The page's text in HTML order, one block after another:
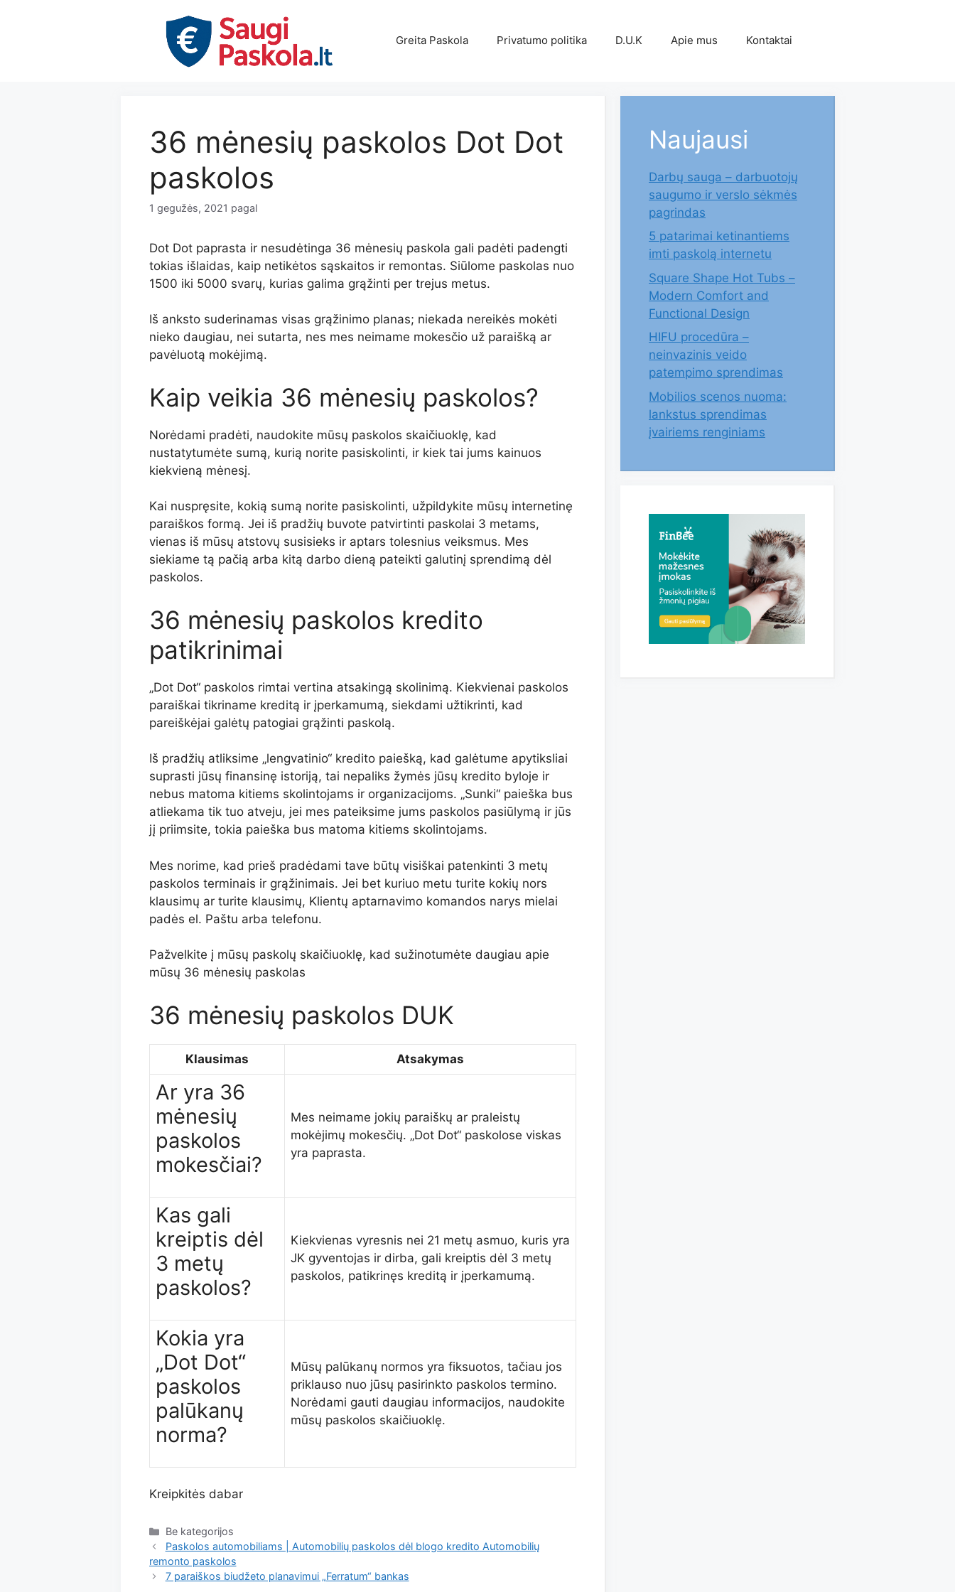
Greita Paskola Privatumo politika D.U.K Apie mus Kontaktai
36 mėnesių paskolos Dot Dot
paskolos
1 gegužės, 2021 pagal
Dot Dot paprasta ir nesudėtinga 36 mėnesių paskola gali padėti padengti
tokias išlaidas, kaip netikėtos sąskaitos ir remontas. Siūlome paskolas nuo
1500 iki 5000 svarų, kurias galima grąžinti per trejus metus.
Iš anksto suderinamas visas grąžinimo planas; niekada nereikės mokėti
nieko daugiau, nei sutarta, nes mes neimame mokesčio už paraišką ar
pavėluotą mokėjimą.
Kaip veikia 36 mėnesių paskolos?
Norėdami pradėti, naudokite mūsų paskolos skaičiuoklę, kad
nustatytumėte sumą, kurią norite pasiskolinti, ir kiek tai jums kainuos
kiekvieną mėnesį.
Kai nuspręsite, kokią sumą norite pasiskolinti, užpildykite mūsų internetinę
paraiškos formą. Jei iš pradžių buvote patvirtinti paskolai 3 metams,
vienas iš mūsų atstovų susisieks ir aptars tolesnius veiksmus. Mes
siekiame tą pačią arba kitą darbo dieną pateikti galutinį sprendimą dėl
paskolos.
36 mėnesių paskolos kredito
patikrinimai
„Dot Dot“ paskolos rimtai vertina atsakingą skolinimą. Kiekvienai paskolos
paraiškai tikriname kreditą ir įperkamumą, siekdami užtikrinti, kad
pareiškėjai galėtų patogiai grąžinti paskolą.
Iš pradžių atliksime „lengvatinio“ kredito paiešką, kad galėtume apytiksliai
suprasti jūsų finansinę istoriją, tai nepaliks žymės jūsų kredito byloje ir
nebus matoma kitiems skolintojams ir organizacijoms. „Sunki“ paieška bus
atliekama tik tuo atveju, jei mes pateiksime jums paskolos pasiūlymą ir jūs
jį priimsite, tokia paieška bus matoma kitiems skolintojams.
Mes norime, kad prieš pradėdami tave būtų visiškai patenkinti 3 metų
paskolos terminais ir grąžinimais. Jei bet kuriuo metu turite kokių nors
klausimų ar turite klausimų, Klientų aptarnavimo komandos narys mielai
padės el. Paštu arba telefonu.
Pažvelkite į mūsų paskolų skaičiuoklę, kad sužinotumėte daugiau apie
mūsų 36 mėnesių paskolas
36 mėnesių paskolos DUK
Klausimas Atsakymas
Ar yra 36
mėnesių
paskolos
mokesčiai?
Mes neimame jokių paraiškų ar praleistų
mokėjimų mokesčių. „Dot Dot“ paskolose viskas
yra paprasta.
Kas gali
kreiptis dėl
3 metų
paskolos?
Kiekvienas vyresnis nei 21 metų asmuo, kuris yra
JK gyventojas ir dirba, gali kreiptis dėl 3 metų
paskolos, patikrinęs kreditą ir įperkamumą.
Kokia yra
„Dot Dot“
paskolos
palūkanų
norma?
Mūsų palūkanų normos yra fiksuotos, tačiau jos
priklauso nuo jūsų pasirinkto paskolos termino.
Norėdami gauti daugiau informacijos, naudokite
mūsų paskolos skaičiuoklę.
Kreipkitės dabar
Kategorijos
Be kategorijos
Paskolos automobiliams | Automobilių paskolos dėl blogo kredito Automobilių
remonto paskolos
7 paraiškos biudžeto planavimui „Ferratum“ bankas
Naujausi
Darbų sauga – darbuotojų
saugumo ir verslo sėkmės
pagrindas
5 patarimai ketinantiems
imti paskolą internetu
Square Shape Hot Tubs –
Modern Comfort and
Functional Design
HIFU procedūra –
neinvazinis veido
patempimo sprendimas
Mobilios scenos nuoma:
lankstus sprendimas
įvairiems renginiams